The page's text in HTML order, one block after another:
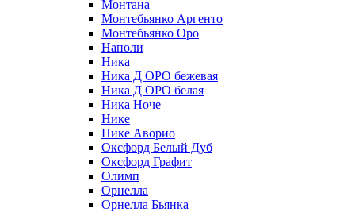
Монтана
Монтебьянко Аргенто
Монтебьянко Оро
Наполи
Ника
Ника Д ОРО бежевая
Ника Д ОРО белая
Ника Ноче
Нике
Нике Аворио
Оксфорд Белый Дуб
Оксфорд Графит
Олимп
Орнелла
Орнелла Бьянка